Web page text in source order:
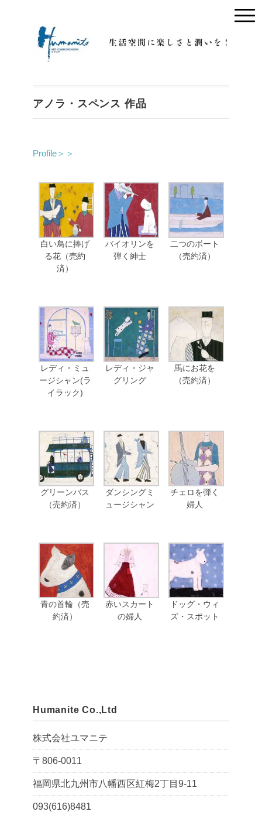
アノラ・スペンス 作品
Profile＞＞
白い鳥に捧げ
る花（売約
済）
バイオリンを
弾く紳士
二つのボート
（売約済）
レディ・ミュ
ージシャン(ラ
イラック)
レディ・ジャ
グリング
馬にお花を
（売約済）
グリーンバス
（売約済）
ダンシングミ
ュージシャン
チェロを弾く
婦人
青の首輪（売
約済）
赤いスカート
の婦人
ドッグ・ウィ
ズ・スポット
Humanite Co.,Ltd
株式会社ユマニテ
〒806-0011
福岡県北九州市八幡西区紅梅2丁目9-11
093(616)8481